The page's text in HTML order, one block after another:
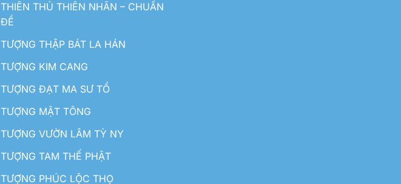
THIÊN THỦ THIÊN NHÃN – CHUẨN
ĐỀ
TƯỢNG THẬP BÁT LA HÁN
TƯỢNG KIM CANG
TƯỢNG ĐẠT MA SƯ TỔ
TƯỢNG MẬT TÔNG
TƯỢNG VƯỜN LÂM TỲ NY
TƯỢNG TAM THẾ PHẬT
TƯỢNG PHÚC LỘC THỌ